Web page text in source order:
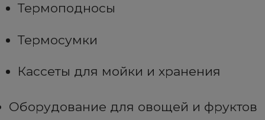
Термоподносы
Термосумки
Кассеты для мойки и хранения
Оборудование для овощей и фруктов